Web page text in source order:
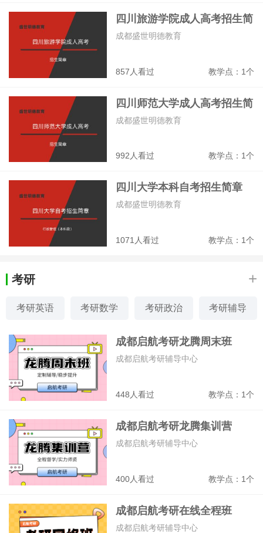
四川旅游学院成人高考招生简
章
857人看过 教学点：1个
成都盛世明德教育
四川师范大学成人高考招生简
章
992人看过 教学点：1个
成都盛世明德教育
四川大学本科自考招生简章
1071人看过 教学点：1个
成都盛世明德教育
考研 +
考研英语 考研数学 考研政治 考研辅导
成都启航考研龙腾周末班
448人看过 教学点：1个
成都启航考研辅导中心
成都启航考研龙腾集训营
400人看过 教学点：1个
成都启航考研辅导中心
成都启航考研在线全程班
成都启航考研辅导中心